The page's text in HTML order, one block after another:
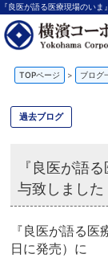
TOPページ > ブログ
過去ブログ
『良医が語
与致しました
『良医が語る
日に発売）に